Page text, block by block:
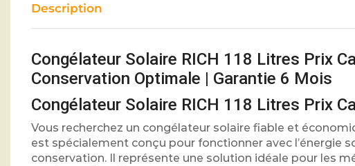
Description
Congélateur Solaire RICH 118 Litres Prix
Conservation Optimale | Garantie 6 Mois
Congélateur Solaire RICH 118 Litres Prix
Vous recherchez un congélateur solaire fiable et
est spécialement conçu pour fonctionner avec l’énergie
conservation. Il représente une solution idéale pour les